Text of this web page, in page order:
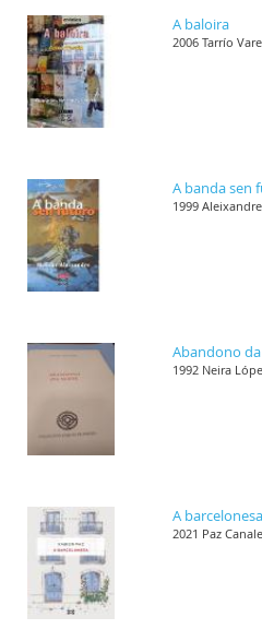
A baloira
2006 Tarrío
A banda sen
1999
Abandono
1992 Neira
A barcelonesa
2021 Paz